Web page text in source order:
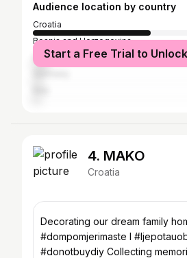
Audience location by country
Croatia
Bosnia and Herzegovina
Serbia
Start a Free Trial to Unlock
4. MAKO
Croatia
Decorating our dream family
#dompomjerimaste I
#donotbuydiy Collecting memories at